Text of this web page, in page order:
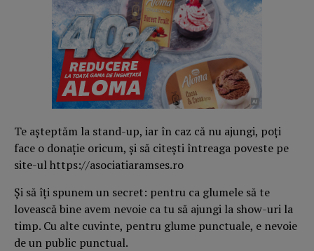
Te așteptăm la stand-up, iar în caz că nu ajungi, poți
face o donație oricum, și să citești întreaga poveste pe
site-ul https://asociatiaramses.ro
Și să îți spunem un secret: pentru ca glumele să te
lovească bine avem nevoie ca tu să ajungi la show-uri la
timp. Cu alte cuvinte, pentru glume punctuale, e nevoie
de un public punctual.